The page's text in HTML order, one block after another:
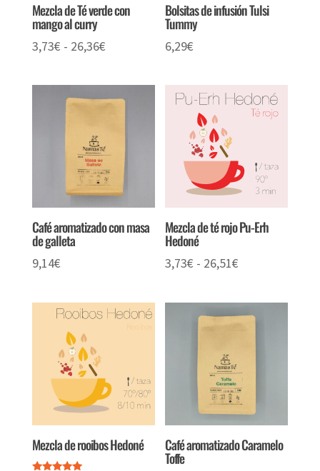
Mezcla de Té verde con
mango al curry
3,73€ - 26,36€Rango
precios:
desde
26,36€
Bolsitas de infusión Tulsi
Tummy
6,29€
Café aromatizado con masa
de galleta
9,14€
Mezcla de té rojo Pu-Erh
Hedoné
3,73€ - 26,51€
precios:
desde
26,51€
Mezcla de rooibos Hedoné Café aromatizado Caramelo
Toffe